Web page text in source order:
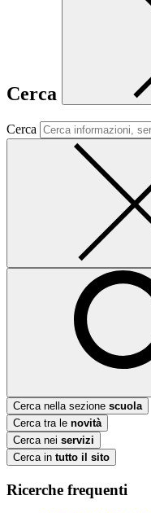
Cerca
Cerca
Cerca nella sezione scuola
Cerca tra le novità
Cerca nei servizi
Cerca in tutto il sito
Ricerche frequenti